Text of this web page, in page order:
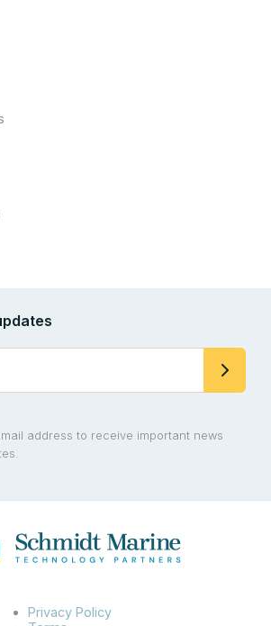
address to receive important news
Privacy Policy